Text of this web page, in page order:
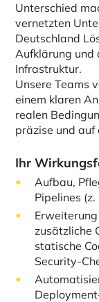
Unterschied
vernetzten
Deutschland
Aufklärung und
Infrastruktur.
Unsere Teams
einem klaren
realen
präzise und auf
Ihr
Aufbau,
Pipelines
zusätzliche
statische
Security-